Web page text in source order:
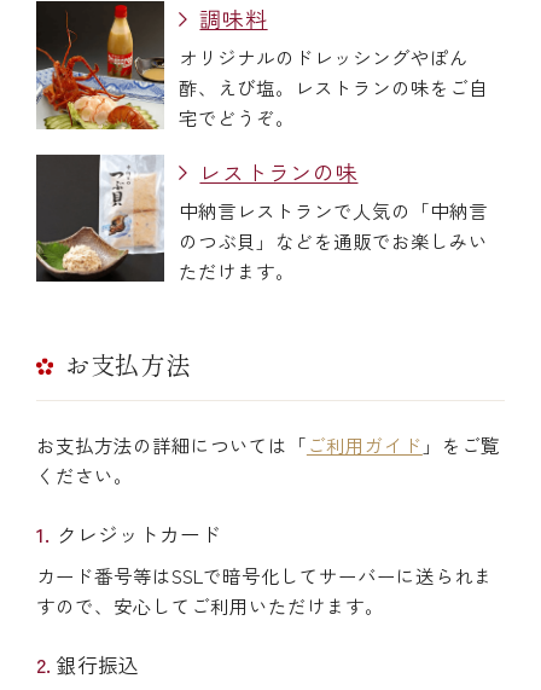
調味料
オリジナルのドレッシングやぽん
酢、えび塩。レストランの味をご自
宅でどうぞ。
レストランの味
中納言レストランで人気の「中納言
のつぶ貝」などを通販でお楽しみい
ただけます。
お支払方法
お支払方法の詳細については「ご利用ガイド 」をご覧
ください。
クレジットカード
カード番号等はSSLで暗号化してサーバーに送られま
すので、安心してご利用いただけます。
銀行振込